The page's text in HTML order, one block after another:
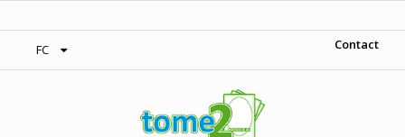
FC Contact